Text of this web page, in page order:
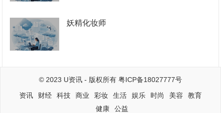
妖精化妆师
© 2023 U资讯 - 版权所有 粤ICP备18027777号
资讯
财经 科技 商业 彩妆 生活 娱乐 时尚 美容
教育
健康
公益